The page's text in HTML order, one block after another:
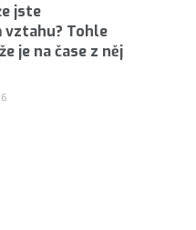
jste
vztahu? Tohle
je na čase z něj